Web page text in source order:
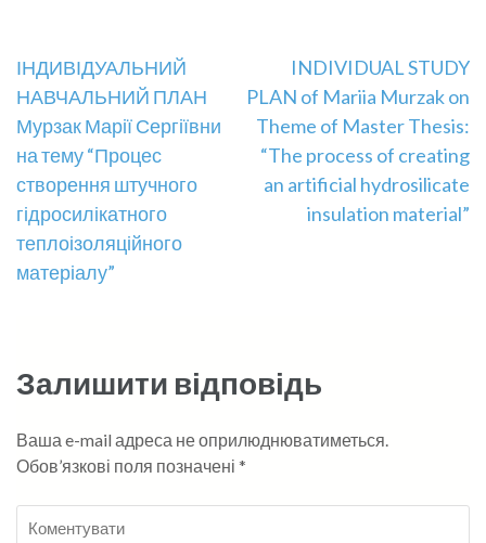
Навігація
записів
ІНДИВІДУАЛЬНИЙ
НАВЧАЛЬНИЙ ПЛАН
Мурзак Марії Сергіївни
на тему “Процес
створення штучного
гідросилікатного
теплоізоляційного
матеріалу”
INDIVIDUAL STUDY
PLAN of Mariia Murzak on
Theme of Master Thesis:
“The process of creating
an artificial hydrosilicate
insulation material”
Залишити відповідь
Ваша e-mail адреса не оприлюднюватиметься.
Обов’язкові поля позначені *